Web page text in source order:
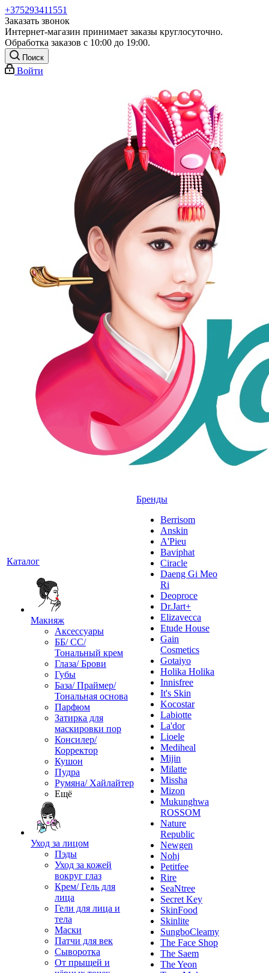
+375293411551
Заказать звонок
Интернет-магазин принимает заказы круглосуточно.
Обработка заказов с 10:00 до 19:00.
Поиск
Войти
Каталог
Макияж
Аксессуары
ББ/ СС/
Тональный крем
Глаза/ Брови
Губы
База/ Праймер/
Тональная основа
Парфюм
Затирка для
маскировки пор
Консилер/
Корректор
Кушон
Пудра
Румяна/ Хайлайтер
Ещё
Уход за лицом
Пэды
Уход за кожей
вокруг глаз
Крем/ Гель для
лица
Гели для лица и
тела
Маски
Патчи для век
Сыворотка
От прыщей и
Бренды
Berrisom
Anskin
A'Pieu
Baviphat
Ciracle
Daeng Gi Meo
Ri
Deoproce
Dr.Jart+
Elizavecca
Etude House
Gain
Cosmetics
Gotaiyo
Holika Holika
Innisfree
It's Skin
Kocostar
Labiotte
La'dor
Lioele
Mediheal
Mijin
Milatte
Missha
Mizon
Mukunghwa
ROSSOM
Nature
Republic
Newgen
Nohj
Petitfee
Rire
SeaNtree
Secret Key
SkinFood
Skinlite
SungboCleamy
The Face Shop
The Saem
The Yeon